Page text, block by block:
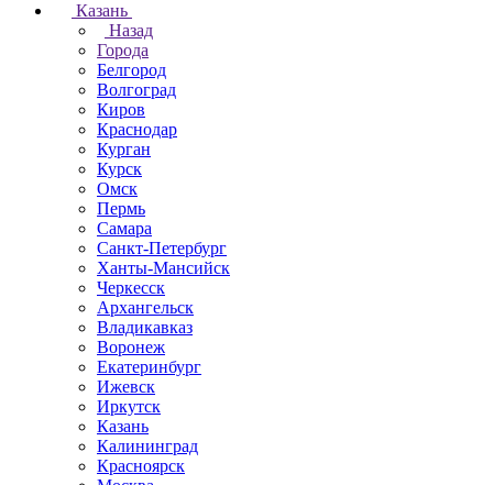
Казань
Назад
Города
Белгород
Волгоград
Киров
Краснодар
Курган
Курск
Омск
Пермь
Самара
Санкт-Петербург
Ханты-Мансийск
Черкесск
Архангельск
Владикавказ
Воронеж
Екатеринбург
Ижевск
Иркутск
Казань
Калининград
Красноярск